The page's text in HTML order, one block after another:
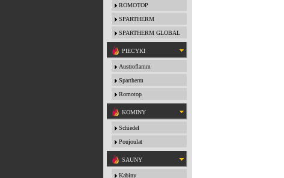
ROMOTOP
SPARTHERM
SPARTHERM GLOBAL
PIECYKI
Austroflamm
Spartherm
Romotop
KOMINY
Schiedel
Poujoulat
SAUNY
Kabiny